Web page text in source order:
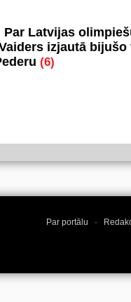
Par Latvijas
izjautā bijušo
(6)
Par portālu ·